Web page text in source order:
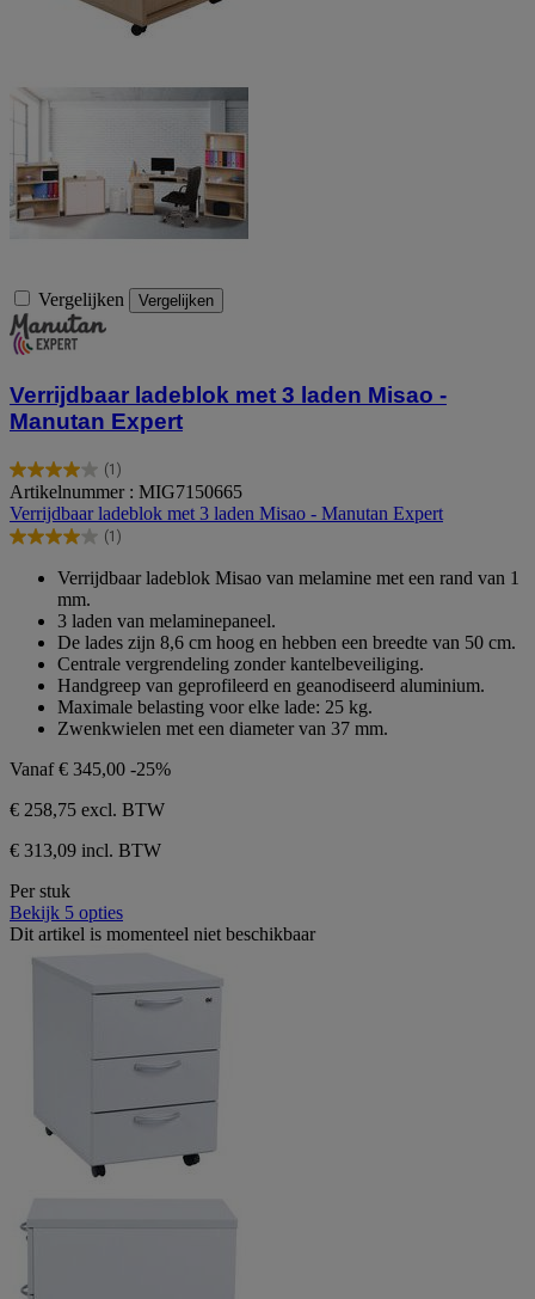
Vergelijken Vergelijken
Verrijdbaar ladeblok met 3 laden Misao -
Manutan Expert
(1)
4.0
van
de
5
beoordeling
Artikelnummer : MIG7150665
Verrijdbaar ladeblok met 3 laden Misao - Manutan Expert
(1)
4.0
sterren.
beoordeling
Verrijdbaar ladeblok Misao van melamine met een rand van 1
mm.
3 laden van melaminepaneel.
De lades zijn 8,6 cm hoog en hebben een breedte van 50 cm.
Centrale vergrendeling zonder kantelbeveiliging.
Handgreep van geprofileerd en geanodiseerd aluminium.
Maximale belasting voor elke lade: 25 kg.
Zwenkwielen met een diameter van 37 mm.
Vanaf€ 345,00 -25%
€ 258,75 excl. BTW
€ 313,09 incl. BTW
Per stuk
Bekijk 5 opties
Dit artikel is momenteel niet beschikbaar